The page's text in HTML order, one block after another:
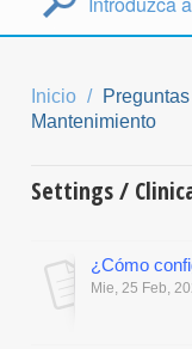
Inicio
Mantenimiento
Settings /
¿Cómo
Mie, 25 Feb,